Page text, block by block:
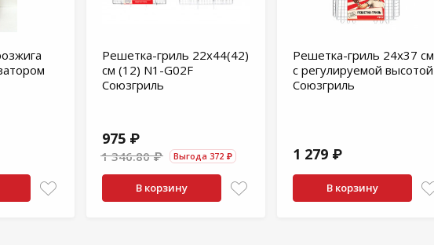
Решетка-гриль 22х44(42)
см (12) N1-G02F
Союзгриль
975 ₽
1 346.80 ₽ Выгода 372 ₽
В корзину
Решетка-гриль 24х37 см
с регулируемой высотой
Союзгриль
1 279 ₽
В корзину